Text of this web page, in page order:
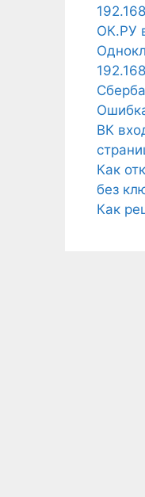
ОК.РУ
ВК
Как
без
Как